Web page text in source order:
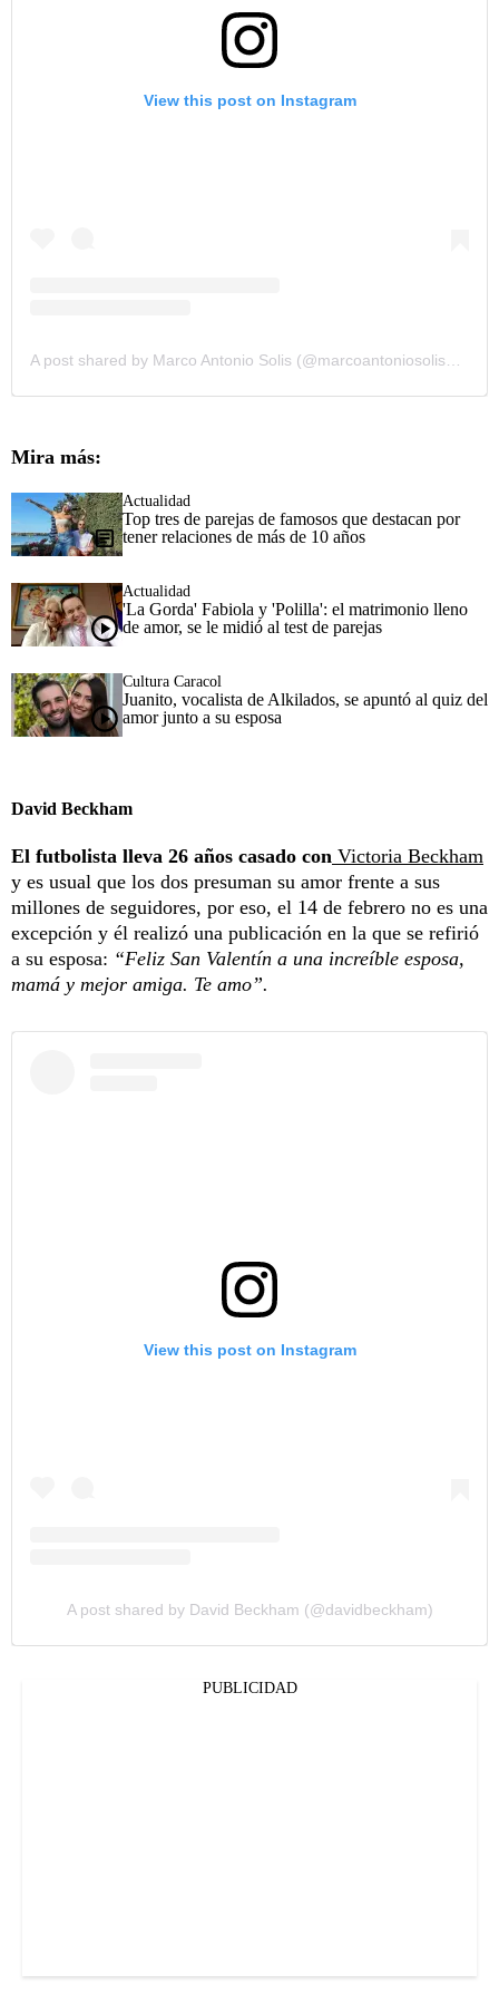
View this post on Instagram
Mira más:
Actualidad
Top tres de parejas de famosos que destacan por
tener relaciones de más de 10 años
Actualidad
'La Gorda' Fabiola y 'Polilla': el matrimonio lleno
de amor, se le midió al test de parejas
Cultura Caracol
Juanito, vocalista de Alkilados, se apuntó al quiz del
amor junto a su esposa
David Beckham
El futbolista lleva 26 años casado con Victoria Beckham
y es usual que los dos presuman su amor frente a sus
millones de seguidores, por eso, el 14 de febrero no es una
excepción y él realizó una publicación en la que se refirió
a su esposa: “Feliz San Valentín a una increíble esposa,
mamá y mejor amiga. Te amo”.
View this post on Instagram
A post shared by David Beckham (@davidbeckham)
PUBLICIDAD